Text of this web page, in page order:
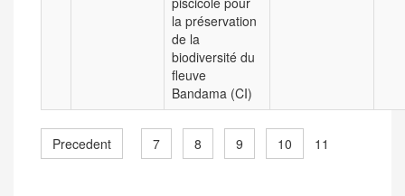
la préservation
de la
biodiversité du
fleuve
Bandama (CI)
Precedent 7 8 9 10 11